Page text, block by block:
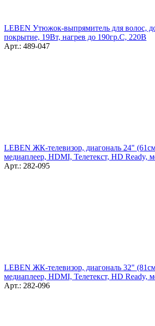
LEBEN Утюжок-выпрямитель для волос,
покрытие, 19Вт, нагрев до 190гр.С, 220В
Арт.: 489-047
LEBEN ЖК-телевизор, диагональ 24"
медиаплеер, HDMI, Телетекст, HD Ready,
Арт.: 282-095
LEBEN ЖК-телевизор, диагональ 32"
медиаплеер, HDMI, Телетекст, HD Ready,
Арт.: 282-096